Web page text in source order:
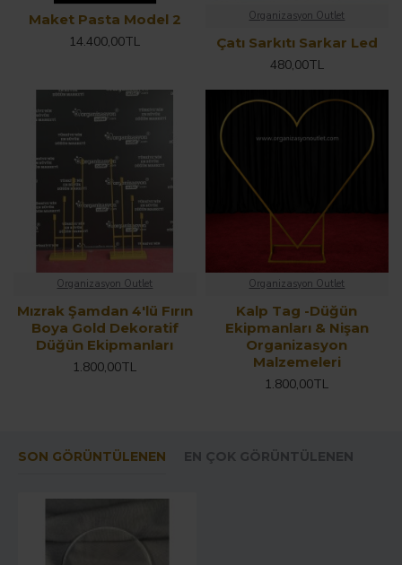
Maket Pasta Model 2
14.400,00TL
Organizasyon Outlet
Çatı Sarkıtı Sarkar Led
480,00TL
Organizasyon Outlet
Mızrak Şamdan 4'lü Fırın
Boya Gold Dekoratif
Düğün Ekipmanları
1.800,00TL
Organizasyon Outlet
Kalp Tag -Düğün
Ekipmanları & Nişan
Organizasyon
Malzemeleri
1.800,00TL
SON GÖRÜNTÜLENEN EN ÇOK GÖRÜNTÜLENEN